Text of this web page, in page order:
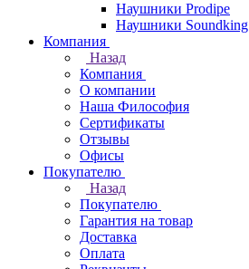
Наушники Prodipe
Наушники Soundking
Компания
Назад
Компания
О компании
Наша Философия
Сертификаты
Отзывы
Офисы
Покупателю
Назад
Покупателю
Гарантия на товар
Доставка
Оплата